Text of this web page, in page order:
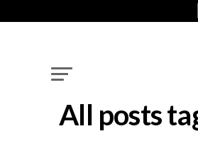
All posts